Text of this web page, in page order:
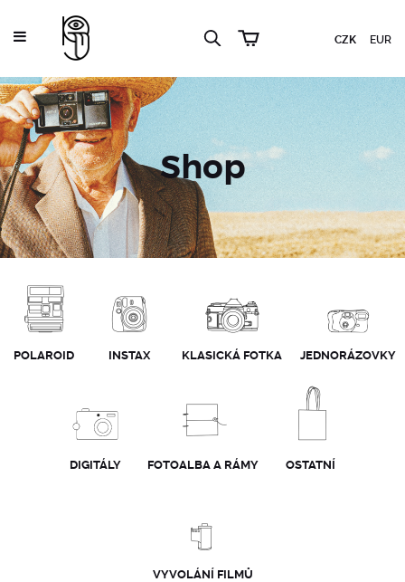
CZK EUR
Shop
POLAROID INSTAX KLASICKÁ FOTKA JEDNORÁZOVKY
DIGITÁLY FOTOALBA A RÁMY OSTATNÍ
VYVOLÁNÍ FILMŮ